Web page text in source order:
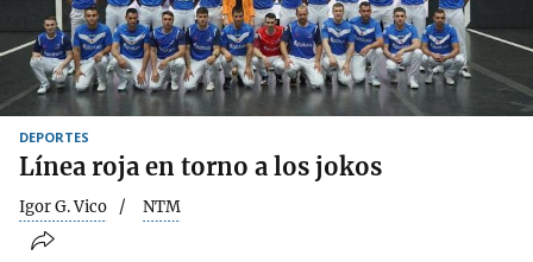
DEPORTES
Línea roja en torno a los jokos
Igor G. Vico NTM